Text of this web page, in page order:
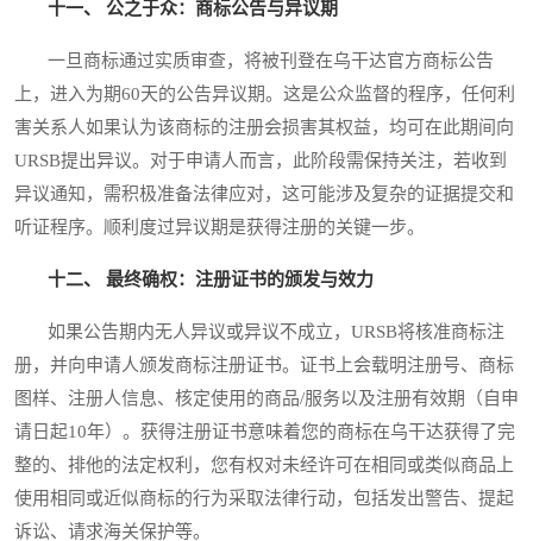
十一、 公之于众：商标公告与异议期
一旦商标通过实质审查，将被刊登在乌干达官方商标公告
上，进入为期60天的公告异议期。这是公众监督的程序，任何利
害关系人如果认为该商标的注册会损害其权益，均可在此期间向
URSB提出异议。对于申请人而言，此阶段需保持关注，若收到
异议通知，需积极准备法律应对，这可能涉及复杂的证据提交和
听证程序。顺利度过异议期是获得注册的关键一步。
十二、 最终确权：注册证书的颁发与效力
如果公告期内无人异议或异议不成立，URSB将核准商标注
册，并向申请人颁发商标注册证书。证书上会载明注册号、商标
图样、注册人信息、核定使用的商品/服务以及注册有效期（自申
请日起10年）。获得注册证书意味着您的商标在乌干达获得了完
整的、排他的法定权利，您有权对未经许可在相同或类似商品上
使用相同或近似商标的行为采取法律行动，包括发出警告、提起
诉讼、请求海关保护等。